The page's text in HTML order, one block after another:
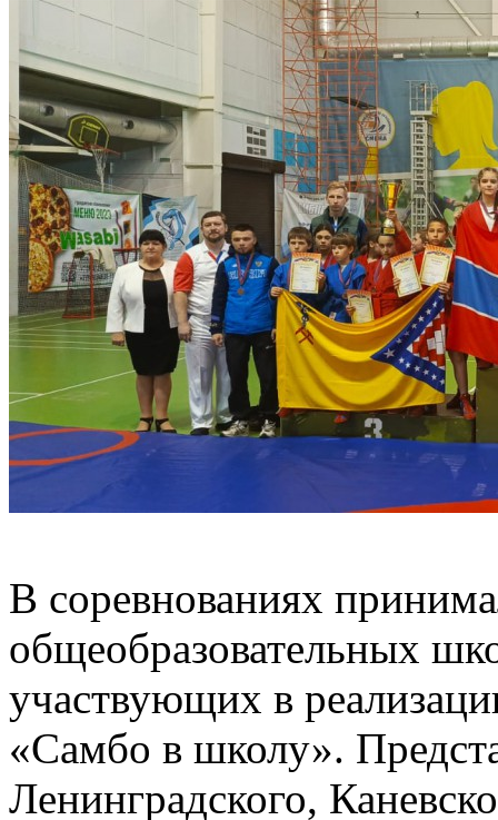
В соревнованиях
общеобразовательных
участвующих в
«Самбо в школу».
Ленинградского,